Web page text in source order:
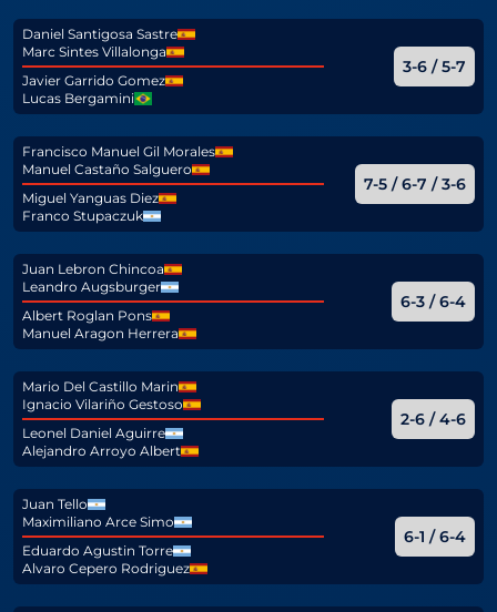
Daniel Santigosa Sastre
Marc Sintes Villalonga
Javier Garrido Gomez
Lucas Bergamini
3-6 / 5-7
Francisco Manuel Gil Morales
Manuel Castaño Salguero
Miguel Yanguas Diez
Franco Stupaczuk
7-5 / 6-7 / 3-6
Juan Lebron Chincoa
Leandro Augsburger
Albert Roglan Pons
Manuel Aragon Herrera
6-3 / 6-4
Mario Del Castillo Marin
Ignacio Vilariño Gestoso
Leonel Daniel Aguirre
Alejandro Arroyo Albert
2-6 / 4-6
Juan Tello
Maximiliano Arce Simo
Eduardo Agustin Torre
Alvaro Cepero Rodriguez
6-1 / 6-4